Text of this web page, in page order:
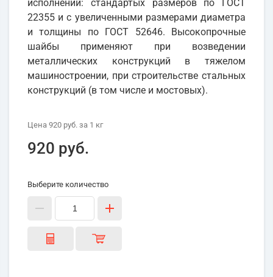
исполнений: стандартых размеров по ГОСТ
22355 и с увеличенными размерами диаметра
и толщины по ГОСТ 52646. Высокопрочные
шайбы применяют при возведении
металлических конструкций в тяжелом
машиностроении, при строительстве стальных
конструкций (в том числе и мостовых).
Цена 920 руб. за 1 кг
920 руб.
Выберите количество